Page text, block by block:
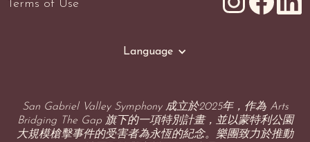
Terms of Use
Language
San Gabriel Valley Symphony 成立於2025年，作為 Arts
Bridging The Gap 旗下的一項特別計畫，並以蒙特利公園
大規模槍擊事件的受害者為永恆的紀念。樂團致力於推動